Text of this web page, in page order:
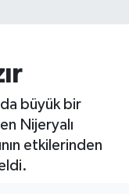
büyük bir
Nijeryalı
etkilerinden